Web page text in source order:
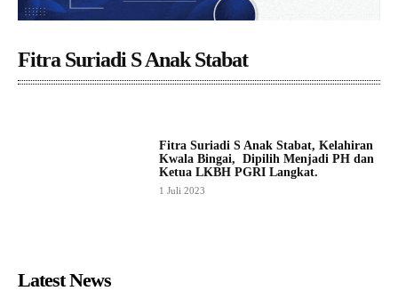
Fitra Suriadi S Anak Stabat
Fitra Suriadi S Anak Stabat, Kelahiran
Kwala Bingai, Dipilih Menjadi PH dan
Ketua LKBH PGRI Langkat.
1 Juli 2023
Latest News